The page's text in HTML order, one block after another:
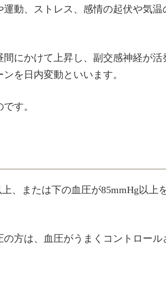
動、ストレス、感情の起伏や気温
にかけて上昇し、副交感神経が活
を日内変動といいます。
す。
、または下の血圧が85mmHg以上
方は、血圧がうまくコントロール